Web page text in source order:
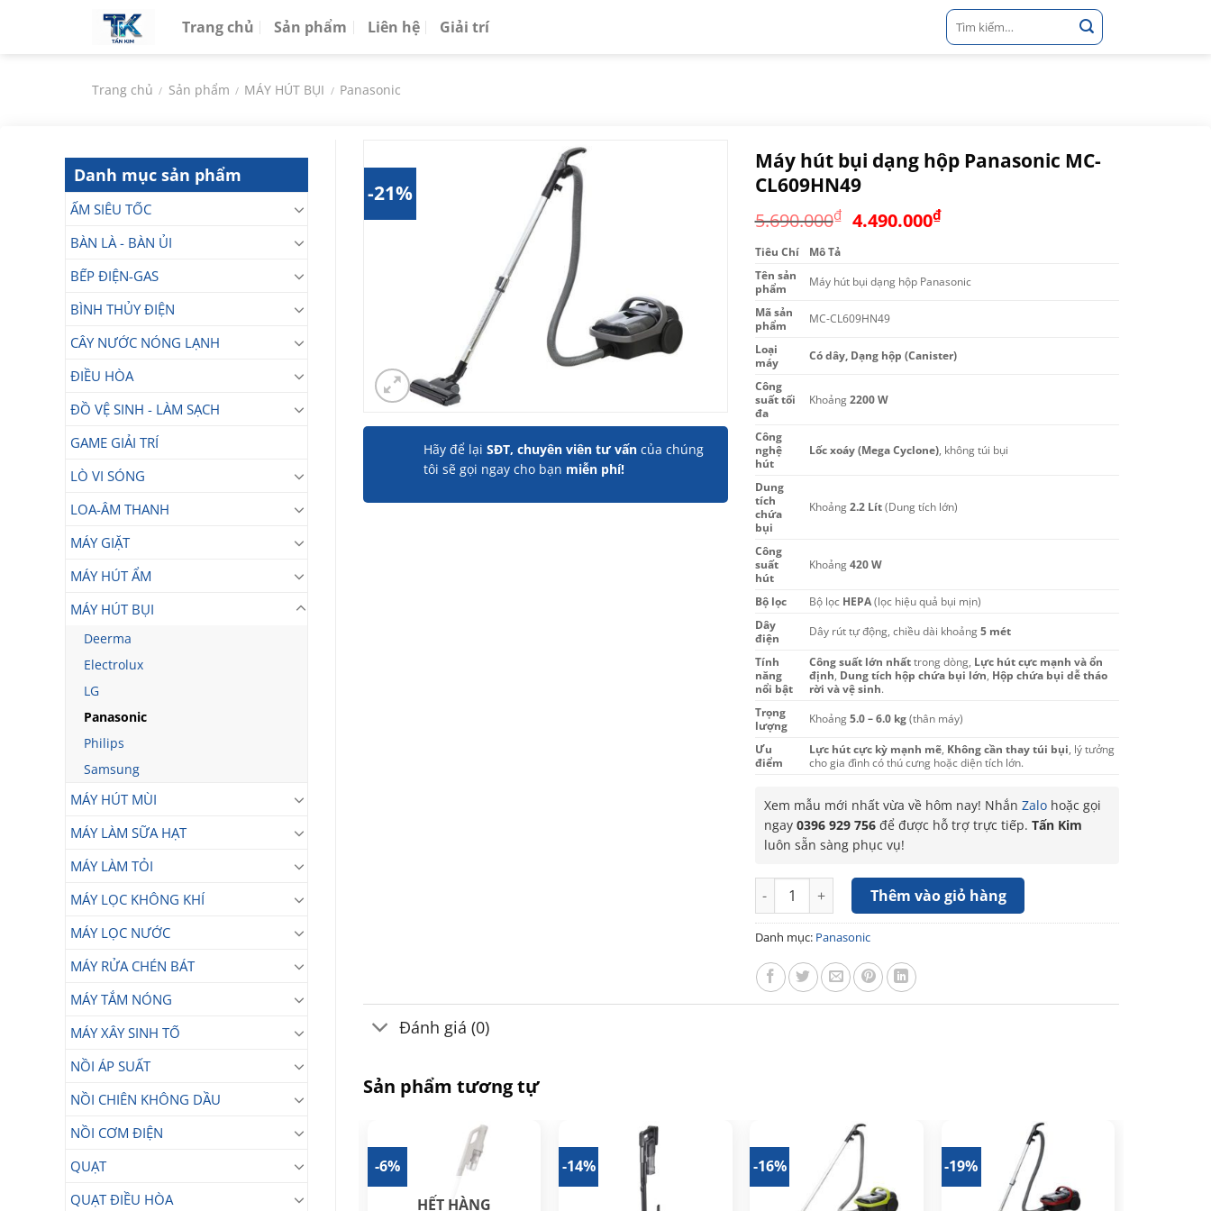
Trang chủ Sản phẩm Liên hệ Giải trí
Tìm
kiếm:
Trang chủ / Sản phẩm / MÁY HÚT BỤI / Panasonic
Danh mục sản phẩm
ẤM SIÊU TỐC
BÀN LÀ - BÀN ỦI
BẾP ĐIỆN-GAS
BÌNH THỦY ĐIỆN
CÂY NƯỚC NÓNG LẠNH
ĐIỀU HÒA
ĐỒ VỆ SINH - LÀM SẠCH
GAME GIẢI TRÍ
LÒ VI SÓNG
LOA-ÂM THANH
MÁY GIẶT
MÁY HÚT ẨM
MÁY HÚT BỤI
Deerma
Electrolux
LG
Panasonic
Philips
Samsung
MÁY HÚT MÙI
MÁY LÀM SỮA HẠT
MÁY LÀM TỎI
MÁY LỌC KHÔNG KHÍ
MÁY LỌC NƯỚC
MÁY RỬA CHÉN BÁT
MÁY TẮM NÓNG
MÁY XÂY SINH TỐ
NỒI ÁP SUẤT
NỒI CHIÊN KHÔNG DẦU
NỒI CƠM ĐIỆN
QUẠT
QUẠT ĐIỀU HÒA
-21%
Hãy để lại SĐT, chuyên viên tư vấn của chúng
tôi sẽ gọi ngay cho bạn miễn phí!
Máy hút bụi dạng hộp Panasonic MC-
CL609HN49
5.690.000₫ Giá
5.690.000₫.
4.490.000₫Giá
là:
Tiêu Chí
Mô Tả
Tên sản
phẩm
Máy hút bụi dạng hộp Panasonic
Mã sản
phẩm
MC-CL609HN49
Loại
máy
Có dây, Dạng hộp (Canister)
Công
suất tối
đa
Khoảng2200 W
Công
nghệ
hút
Lốc xoáy (Mega Cyclone) , không túi bụi
Dung
tích
chứa
bụi
Khoảng2.2 Lít(Dung tích lớn)
Công
suất
hút
Khoảng420 W
Bộ lọc Bộ lọc HEPA(lọc hiệu quả bụi mịn)
Dây
điện
Dây rút tự động, chiều dài khoảng5 mét
Tính
năng
nổi bật
Công suất lớn nhấttrong dòng, Lực hút cực mạnh và ổn
định Dung tích hộp chứa bụi lớn Hộp chứa bụi dễ tháo
rời và vệ sinh.
Trọng
lượng
Khoảng5.0 – 6.0 kg(thân máy)
Ưu
điểm
Lực hút cực kỳ mạnh mẽ Không cần thay túi bụi , lý tưởng
cho gia đình có thú cưng hoặc diện tích lớn.
Xem mẫu mới nhất vừa về hôm nay! Nhắn Zalohoặc gọi
ngay 0396 929 756để được hỗ trợ trực tiếp. Tấn Kim
luôn sẵn sàng phục vụ!
Máy hút bụi dạng hộp Panasonic MC-CL609HN49 số lượng
Thêm vào giỏ hàng
Danh mục: Panasonic
Đánh giá (0)
Sản phẩm tương tự
-6%
HẾT HÀNG
-14% -16% -19%